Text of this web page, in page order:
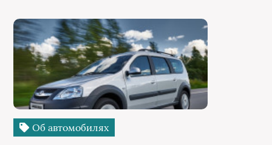
Об автомобилях